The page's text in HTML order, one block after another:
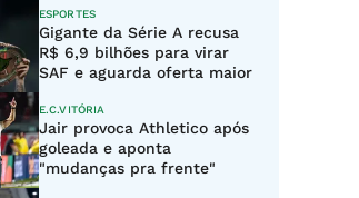
ESPORTES
Gigante da Série A recusa
R$ 6,9 bilhões para virar
SAF e aguarda oferta maior
E.C.VITÓRIA
Jair provoca Athletico após
goleada e aponta
"mudanças pra frente"